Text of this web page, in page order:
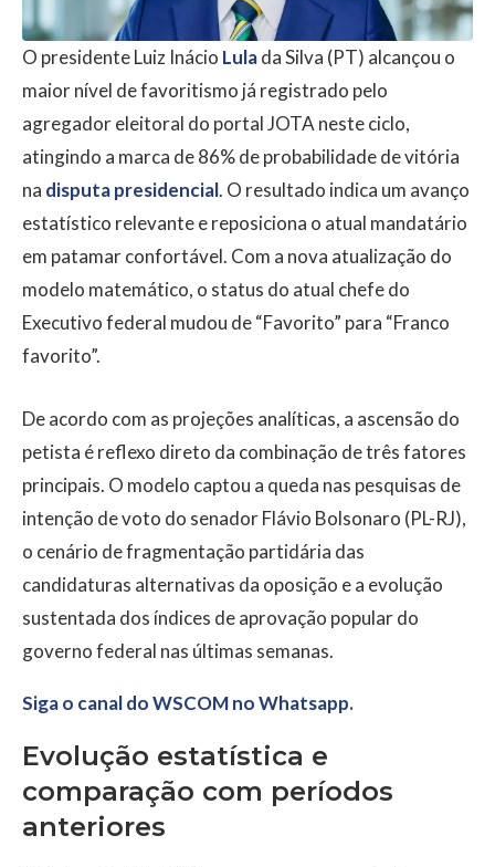
O presidente Luiz Inácio Lulada Silva (PT) alcançou o
maior nível de favoritismo já registrado pelo
agregador eleitoral do portal JOTA neste ciclo,
atingindo a marca de 86% de probabilidade de vitória
na disputa presidencial. O resultado indica um avanço
estatístico relevante e reposiciona o atual mandatário
em patamar confortável. Com a nova atualização do
modelo matemático, o status do atual chefe do
Executivo federal mudou de “Favorito” para “Franco
favorito”.
De acordo com as projeções analíticas, a ascensão do
petista é reflexo direto da combinação de três fatores
principais. O modelo captou a queda nas pesquisas de
intenção de voto do senador Flávio Bolsonaro (PL-RJ),
o cenário de fragmentação partidária das
candidaturas alternativas da oposição e a evolução
sustentada dos índices de aprovação popular do
governo federal nas últimas semanas.
Siga o canal do WSCOM no Whatsapp.
Evolução estatística e
comparação com períodos
anteriores